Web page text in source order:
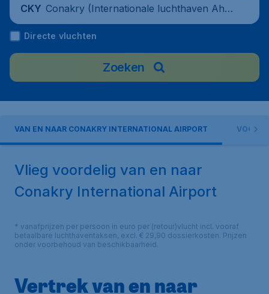
CKY Conakry (Internationale luchthaven Ahm
ed Sekou Touré), Guinea
Directe vluchten
Zoeken
VAN EN NAAR CONAKRY INTERNATIONAL AIRPORT
Vlieg voordelig van en naar
Conakry International Airport
* vanafprijzen per persoon in euro per (retour)vlucht incl. vooraf
betaalbare luchthaventaksen, excl. € 29,90 dossierkosten. Prijzen
onder voorbehoud van beschikbaarheid.
Vertrek van en naar